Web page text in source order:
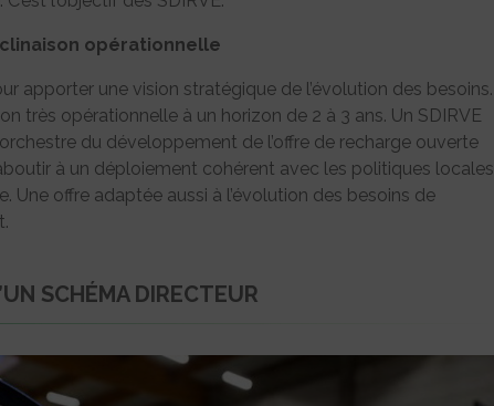
opérationnelle
apporter une vision stratégique de l’évolution des besoins.
très opérationnelle à un horizon de 2 à 3 ans. Un SDIRVE
du développement de l’offre de recharge ouverte
à un déploiement cohérent avec les politiques locales
Une offre adaptée aussi à l’évolution des besoins de
SCHÉMA DIRECTEUR